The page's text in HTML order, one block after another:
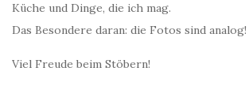
Küche und Dinge, die ich mag.
Das Besondere daran: die Fotos sind analog!
Viel Freude beim Stöbern!